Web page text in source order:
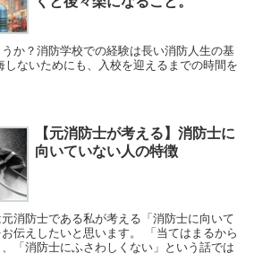
か？消防学校での経験は長い消防人生の基
しないためにも、入校を迎えるまでの時間を
【元消防士が考える】消防士に
向いていない人の特徴
消防士である私が考える「消防士に向いて
伝えしたいと思います。 「当てはまるから
「消防士にふさわしくない」という話では